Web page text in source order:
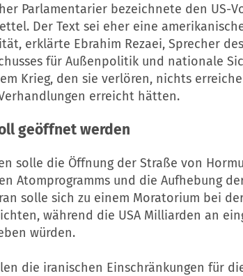
Parlamentarier bezeichnete den US-
Der Text sei eher eine
erklärte Ebrahim Rezaei, Sprecher des
für Außenpolitik und nationale
Krieg, den sie verlören, nichts
erreicht hätten.
geöffnet werden
solle die Öffnung der Straße von
Atomprogramms und die Aufhebung
solle sich zu einem Moratorium bei
während die USA Milliarden an
würden.
die iranischen Einschränkungen für